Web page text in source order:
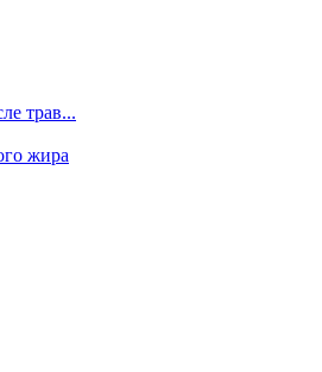
трав...
жира